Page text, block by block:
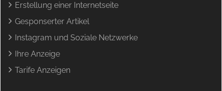
Erstellung einer Internetseite
Gesponserter Artikel
Instagram und Soziale Netzwerke
Ihre Anzeige
Tarife Anzeigen